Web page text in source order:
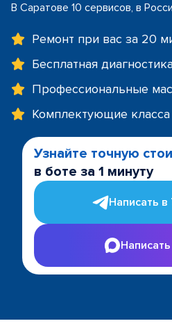
В Саратове 10 сервисов, в
Ремонт при вас за 20
Бесплатная
Профессиональные
Комплектующие класса
Узнайте точную
в боте за 1 минуту
Написать в